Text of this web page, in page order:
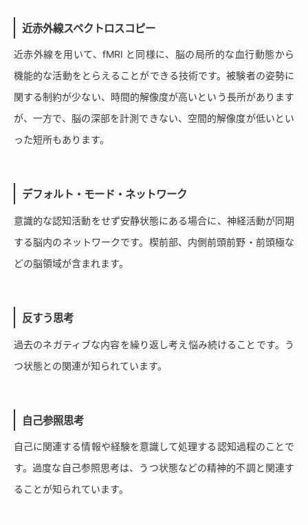
近赤外線スペクトロスコピー
近赤外線を用いて、fMRI と同様に、脳の局所的な血行動態から
機能的な活動をとらえることができる技術です。被験者の姿勢に
関する制約が少ない、時間的解像度が高いという長所があります
が、一方で、脳の深部を計測できない、空間的解像度が低いとい
った短所もあります。
デフォルト・モード・ネットワーク
意識的な認知活動をせず安静状態にある場合に、神経活動が同期
する脳内のネットワークです。楔前部、内側前頭前野・前頭極な
どの脳領域が含まれます。
反すう思考
過去のネガティブな内容を繰り返し考え悩み続けることです。う
つ状態との関連が知られています。
自己参照思考
自己に関連する情報や経験を意識して処理する認知過程のことで
す。過度な自己参照思考は、うつ状態などの精神的不調と関連す
ることが知られています。